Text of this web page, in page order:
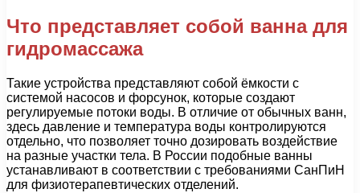
Что представляет собой ванна для
гидромассажа
Такие устройства представляют собой ёмкости с
системой насосов и форсунок, которые создают
регулируемые потоки воды. В отличие от обычных ванн,
здесь давление и температура воды контролируются
отдельно, что позволяет точно дозировать воздействие
на разные участки тела. В России подобные ванны
устанавливают в соответствии с требованиями СанПиН
для физиотерапевтических отделений.